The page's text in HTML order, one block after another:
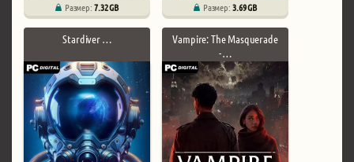
Размер:7.32 GB Размер:3.69 GB
Stardiver …
Vampire: The Masquerade
- …